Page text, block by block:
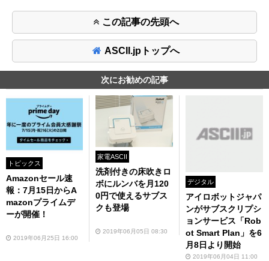
この記事の先頭へ
ASCII.jpトップへ
次にお勧めの記事
トピックス
Amazonセール速
報：7月15日からA
mazonプライムデ
ーが開催！
2019年06月25日 16:00
家電ASCII
洗剤付きの床吹きロ
ボにルンバを月120
0円で使えるサブス
クも登場
2019年06月05日 08:30
デジタル
アイロボットジャパ
ンがサブスクリプシ
ョンサービス「Rob
ot Smart Plan」を6
月8日より開始
2019年06月04日 11:00